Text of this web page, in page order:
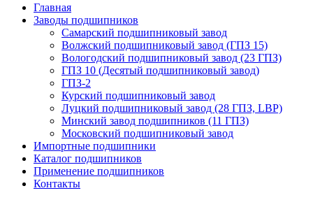
Главная
Заводы подшипников
Cамарский подшипниковый завод
Волжский подшипниковый завод (ГПЗ 15)
Вологодский подшипниковый завод (23 ГПЗ)
ГПЗ 10 (Десятый подшипниковый завод)
ГПЗ-2
Курский подшипниковый завод
Луцкий подшипниковый завод (28 ГПЗ, LBP)
Минский завод подшипников (11 ГПЗ)
Московский подшипниковый завод
Импортные подшипники
Каталог подшипников
Применение подшипников
Контакты